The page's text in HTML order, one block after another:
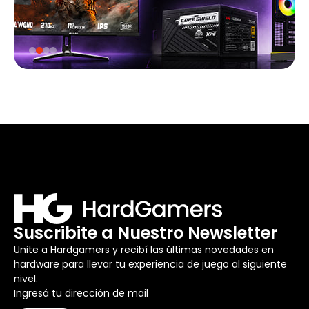
Suscribite a Nuestro Newsletter
Unite a Hardgamers y recibí las últimas novedades en
hardware para llevar tu experiencia de juego al siguiente
nivel.